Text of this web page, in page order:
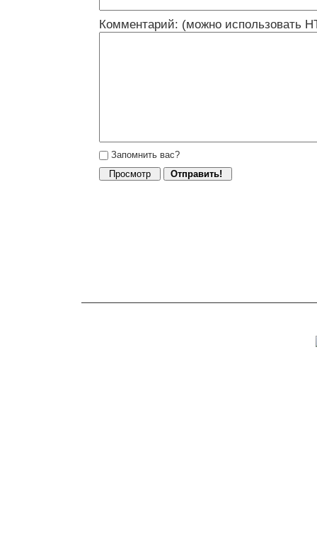
Комментарий: (можно использовать
Запомнить вас?